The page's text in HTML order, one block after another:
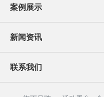
案例展示
新闻资讯
联系我们